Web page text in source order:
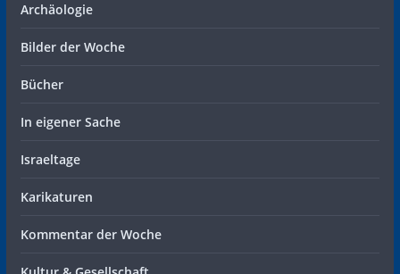
Archäologie
Bilder der Woche
Bücher
In eigener Sache
Israeltage
Karikaturen
Kommentar der Woche